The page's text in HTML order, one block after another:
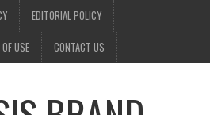
EDITORIAL POLICY
USE CONTACT US